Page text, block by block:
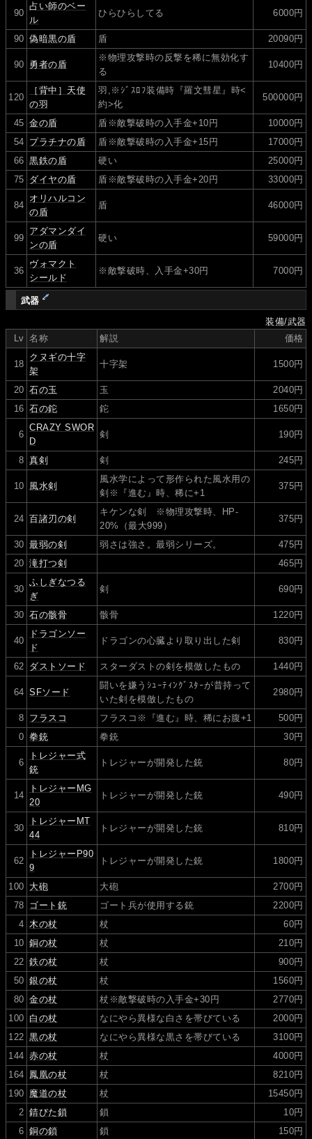
90
占い師のベー
ル
ひらひらしてる 6000円
90 偽暗黒の盾 盾 20090円
90 勇者の盾
※物理攻撃時の反撃を稀に無効化す
る
10400円
120
［背中］天使
の羽
羽,※ｼﾞｽﾛﾌ装備時『羅文彗星』時<
約>化
500000円
45 金の盾 盾※敵撃破時の入手金+10円
10000円
54 プラチナの盾 盾※敵撃破時の入手金+15円
17000円
66 黒鉄の盾 硬い
25000円
75 ダイヤの盾 盾※敵撃破時の入手金+20円 33000円
84
オリハルコン
の盾
盾 46000円
99
アダマンダイ
ンの盾
硬い 59000円
36
ヴォマクト
シールド
※敵撃破時、入手金+30円 7000円
武器
装備/武器
Lv 名称 解説 価格
18
クヌギの十字
架
十字架 1500円
20 石の玉 玉
2040円
16 石の鉈 鉈 1650円
6
CRAZY SWOR
D
剣 190円
8 真剣 剣 245円
10 風水剣
風水学によって形作られた風水用の
剣※『進む』時、稀に+1
375円
24 百諸刃の剣
キケンな剣 ※物理攻撃時、HP-
20%（最大999）
375円
30 最弱の剣 弱さは強さ。最弱シリーズ。
475円
20 滝打つ剣 465円
30
ふしぎなつる
ぎ
剣 690円
30 石の骸骨 骸骨 1220円
40
ドラゴンソー
ド
ドラゴンの心臓より取り出した剣 830円
62 ダストソード スターダストの剣を模倣したもの 1440円
64 SFソード
闘いを嫌うｼｭｰﾃｨﾝｸﾞｽﾀｰが昔持って
いた剣を模倣したもの
2980円
8 フラスコ フラスコ※『進む』時、稀にお腹+1
500円
0 拳銃 拳銃 30円
6
トレジャー式
銃
トレジャーが開発した銃 80円
14
トレジャーMG
20
トレジャーが開発した銃 490円
30
トレジャーMT
44
トレジャーが開発した銃 810円
62
トレジャーP90
9
トレジャーが開発した銃 1800円
100 大砲 大砲
2700円
78
ゴート銃 ゴート兵が使用する銃
2200円
4 木の杖 杖
60円
10 銅の杖 杖
210円
22 鉄の杖 杖
900円
50 銀の杖 杖
1560円
80 金の杖 杖※敵撃破時の入手金+30円
2770円
100 白の杖 なにやら異様な白さを帯びている
2000円
122 黒の杖 なにやら異様な黒さを帯びている
3100円
144 赤の杖 杖
4000円
164 鳳凰の杖 杖
8210円
190 魔道の杖 杖
15450円
2 錆びた鎖 鎖
10円
6 銅の鎖 鎖 150円